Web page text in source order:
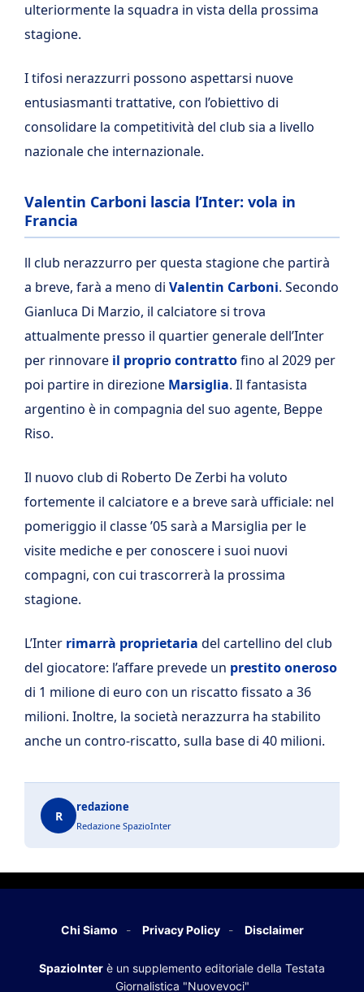
ulteriormente la squadra in vista della prossima
stagione.
I tifosi nerazzurri possono aspettarsi nuove
entusiasmanti trattative, con l’obiettivo di
consolidare la competitività del club sia a livello
nazionale che internazionale.
Valentin Carboni lascia l’Inter: vola in
Francia
ll club nerazzurro per questa stagione che partirà
a breve, farà a meno di Valentin Carboni. Secondo
Gianluca Di Marzio, il calciatore si trova
attualmente presso il quartier generale dell’Inter
per rinnovare il proprio contrattofino al 2029 per
poi partire in direzione Marsiglia. Il fantasista
argentino è in compagnia del suo agente, Beppe
Riso.
Il nuovo club di Roberto De Zerbi ha voluto
fortemente il calciatore e a breve sarà ufficiale: nel
pomeriggio il classe ’05 sarà a Marsiglia per le
visite mediche e per conoscere i suoi nuovi
compagni, con cui trascorrerà la prossima
stagione.
L’Inter rimarrà proprietaria del cartellino del club
del giocatore: l’affare prevede un prestito oneroso
di 1 milione di euro con un riscatto fissato a 36
milioni. Inoltre, la società nerazzurra ha stabilito
anche un contro-riscatto, sulla base di 40 milioni.
R
redazione
Redazione SpazioInter
Chi Siamo Privacy Policy Disclaimer
SpazioInter è un supplemento editoriale della Testata
Giornalistica "Nuovevoci"